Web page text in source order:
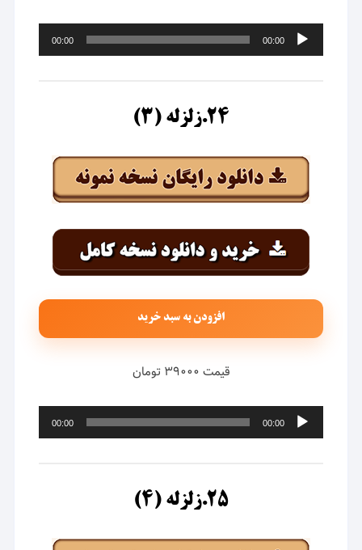
پخش‌کننده
صوت
00:00
00:00
۲۴.زلزله (۳)
افزودن به سبد خرید
قیمت ۳۹۰۰۰ تومان
پخش‌کننده
صوت
00:00
00:00
۲۵.زلزله (۴)